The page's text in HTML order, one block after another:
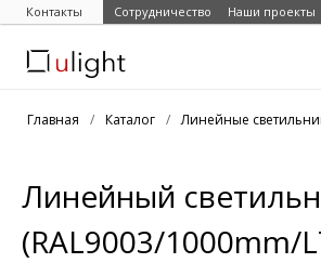
Контакты Сотрудничество Наши проекты
Главная / Каталог / Линейные
Линейный
(RAL9003/1000mm/